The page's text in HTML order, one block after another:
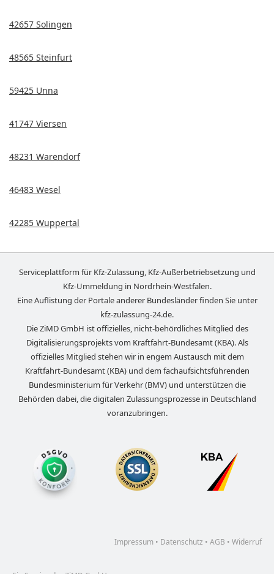
42657 Solingen
48565 Steinfurt
59425 Unna
41747 Viersen
48231 Warendorf
46483 Wesel
42285 Wuppertal
Serviceplattform für Kfz-Zulassung, Kfz-Außerbetriebsetzung und
Kfz-Ummeldung in Nordrhein-Westfalen.
Eine Auflistung der Portale anderer Bundesländer finden Sie unter
kfz-zulassung-24.de.
Die ZiMD GmbH ist offizielles, nicht-behördliches Mitglied des
Digitalisierungsprojekts vom Kraftfahrt-Bundesamt (KBA). Als
offizielles Mitglied stehen wir in engem Austausch mit dem
Kraftfahrt-Bundesamt (KBA) und dem fachaufsichtsführenden
Bundesministerium für Verkehr (BMV) und unterstützen die
Behörden dabei, die digitalen Zulassungsprozesse in Deutschland
voranzubringen.
Impressum • Datenschutz • AGB • Widerruf